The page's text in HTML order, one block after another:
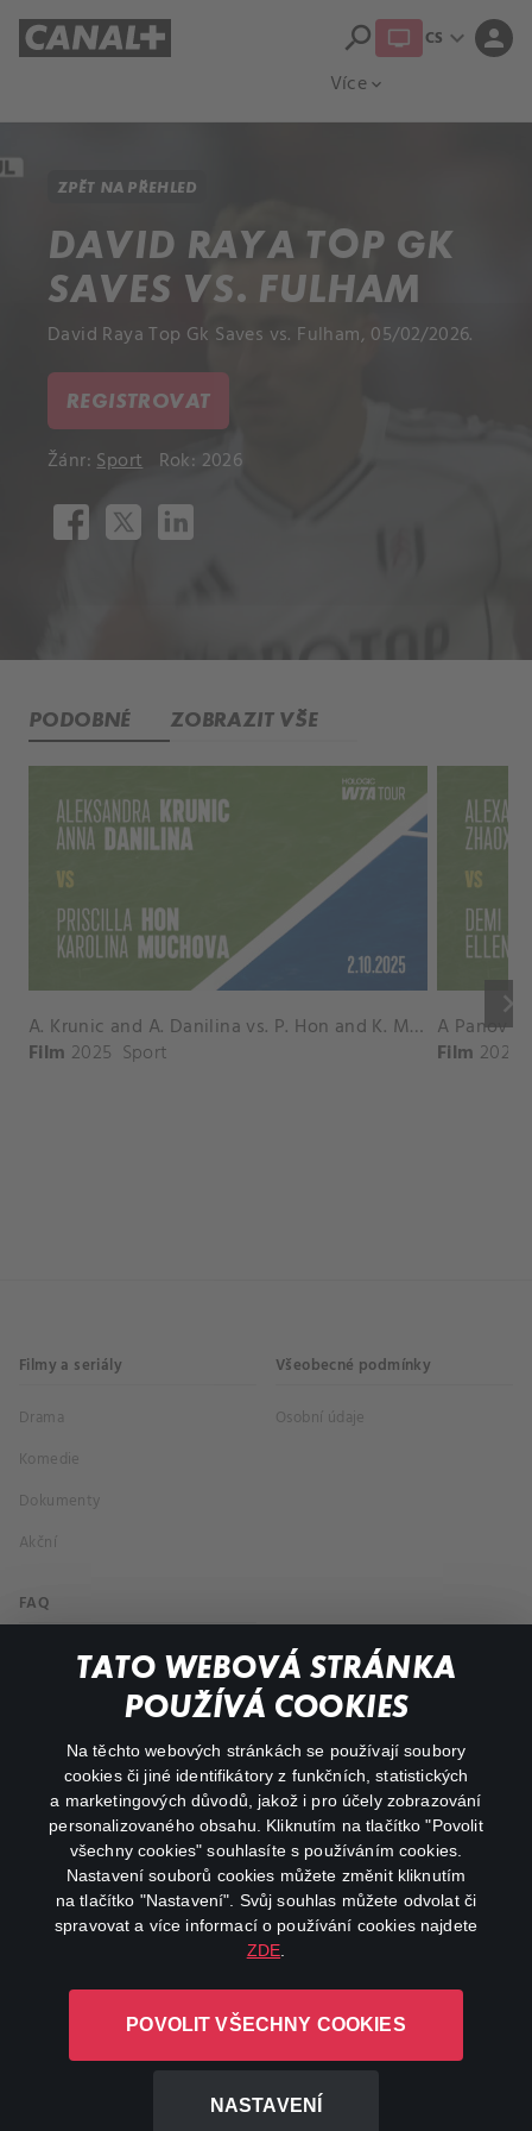
TATO WEBOVÁ STRÁNKA
POUŽÍVÁ COOKIES
Na těchto webových stránkách se používají soubory
cookies či jiné identifikátory z funkčních, statistických
a marketingových důvodů, jakož i pro účely zobrazování
personalizovaného obsahu. Kliknutím na tlačítko "Povolit
všechny cookies" souhlasíte s používáním cookies.
Nastavení souborů cookies můžete změnit kliknutím
na tlačítko "Nastavení". Svůj souhlas můžete odvolat či
spravovat a více informací o používání cookies najdete
ZDE
POVOLIT VŠECHNY COOKIES
NASTAVENÍ
Více expand_more
search CS expand_more person
ZPĚT NA PŘEHLED
DAVID RAYA TOP GK
SAVES VS. FULHAM
David Raya Top Gk Saves vs. Fulham, 05/02/2026.
REGISTROVAT
Žánr:Sport Rok: 2026
PODOBNÉ ZOBRAZIT VŠE
keyboard_arrow_right
A. Krunic and A. Danilina vs. P. Hon and K. Muchova Match Highlights - BEIJING_Capital Group Diamond ( October 02, 2025)
Film 2025 Sport Film 2026
Filmy a seriály
Drama
Komedie
Dokumenty
Akční
Všeobecné podmínky
Osobní údaje
FAQ
Můj účet
Důležité odkazy
facebookinstagram
youtube
L-1246 Luxembourg R.C.S.